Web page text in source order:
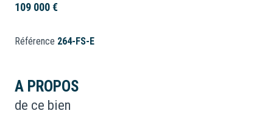
109 000 €
Référence 264-FS-E
A PROPOS
de ce bien